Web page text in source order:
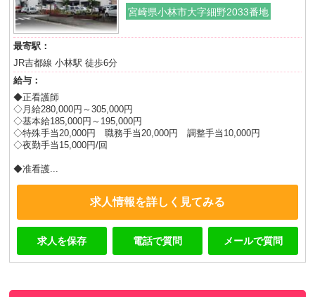
宮崎県小林市大字細野2033番地
最寄駅：
JR吉都線 小林駅 徒歩6分
給与：
◆正看護師
◇月給280,000円～305,000円
◇基本給185,000円～195,000円
◇特殊手当20,000円 職務手当20,000円 調整手当10,000円
◇夜勤手当15,000円/回
◆准看護...
求人情報を詳しく見てみる
求人を保存 電話で質問 メールで質問